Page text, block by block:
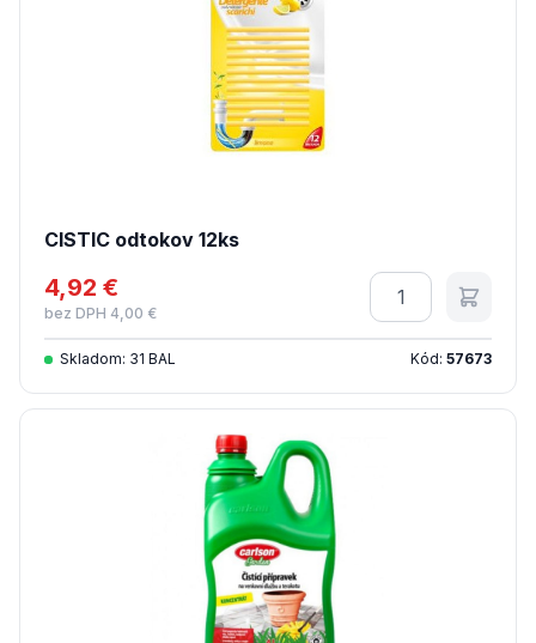
CISTIC odtokov 12ks
4,92 €
bez DPH 4,00 €
Množstvo
Skladom: 31 BAL Kód: 57673